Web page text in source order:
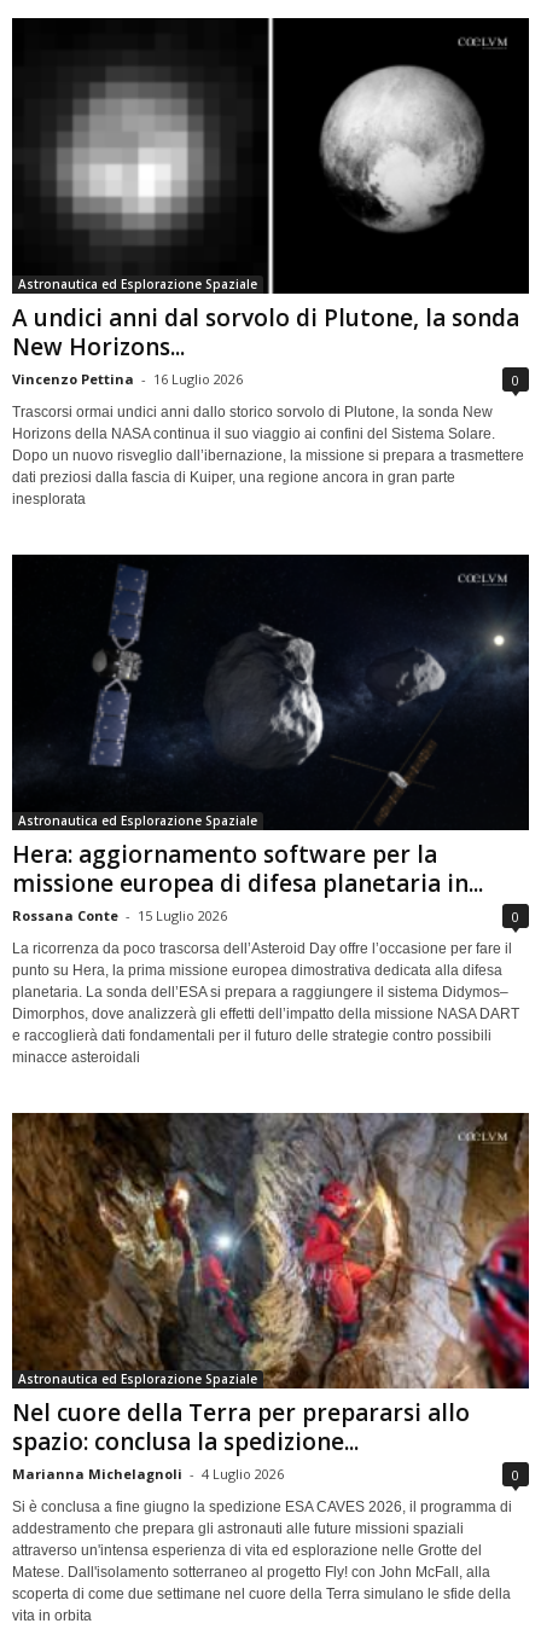
Astronautica ed Esplorazione Spaziale
A undici anni dal sorvolo di Plutone, la sonda
New Horizons...
Vincenzo Pettina - 16 Luglio 2026 0
Trascorsi ormai undici anni dallo storico sorvolo di Plutone, la sonda New
Horizons della NASA continua il suo viaggio ai confini del Sistema Solare.
Dopo un nuovo risveglio dall’ibernazione, la missione si prepara a trasmettere
dati preziosi dalla fascia di Kuiper, una regione ancora in gran parte
inesplorata
Astronautica ed Esplorazione Spaziale
Hera: aggiornamento software per la
missione europea di difesa planetaria in...
Rossana Conte - 15 Luglio 2026 0
La ricorrenza da poco trascorsa dell’Asteroid Day offre l’occasione per fare il
punto su Hera, la prima missione europea dimostrativa dedicata alla difesa
planetaria. La sonda dell’ESA si prepara a raggiungere il sistema Didymos–
Dimorphos, dove analizzerà gli effetti dell’impatto della missione NASA DART
e raccoglierà dati fondamentali per il futuro delle strategie contro possibili
minacce asteroidali
Astronautica ed Esplorazione Spaziale
Nel cuore della Terra per prepararsi allo
spazio: conclusa la spedizione...
Marianna Michelagnoli - 4 Luglio 2026 0
Si è conclusa a fine giugno la spedizione ESA CAVES 2026, il programma di
addestramento che prepara gli astronauti alle future missioni spaziali
attraverso un'intensa esperienza di vita ed esplorazione nelle Grotte del
Matese. Dall'isolamento sotterraneo al progetto Fly! con John McFall, alla
scoperta di come due settimane nel cuore della Terra simulano le sfide della
vita in orbita